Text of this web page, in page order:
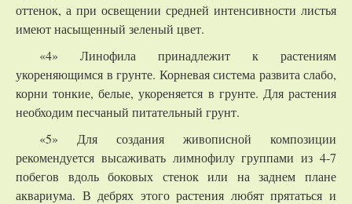
оттенок, а при освещении средней интенсивности листья
имеют насыщенный зеленый цвет.
«4» Линофила принадлежит к растениям
укореняющимся в грунте. Корневая система развита слабо,
корни тонкие, белые, укореняется в грунте. Для растения
необходим песчаный питательный грунт.
«5» Для создания живописной композиции
рекомендуется высаживать лимнофилу группами из 4-7
побегов вдоль боковых стенок или на заднем плане
аквариума. В дебрях этого растения любят прятаться и